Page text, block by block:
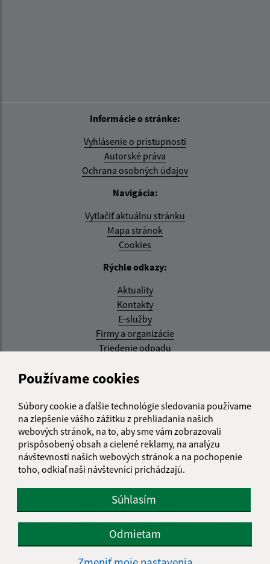
Používame cookies
Súbory cookie a ďalšie technológie sledovania používame
na zlepšenie vášho zážitku z prehliadania našich
webových stránok, na to, aby sme vám zobrazovali
prispôsobený obsah a cielené reklamy, na analýzu
návštevnosti našich webových stránok a na pochopenie
toho, odkiaľ naši návštevníci prichádzajú.
Súhlasím
Odmietam
Informácie o stránke:
Vyhlásenie o prístupnosti
Autorské práva
Ochrana osobných údajov
Navigácia:
Vytlačiť aktuálnu stránku
Mapa stránok
Cookies
Rýchle odkazy:
Aktuality
Kontakty
E-služby
Firmy a organizácie
Triedenie odpadu
Aktualizované:
RSS
Správca obsahu:
Správca obsahu je Obec Kysak.
Vytvorené v súlade s
Jednotným dizajn manuálom
elektronických služieb.
web portál webhosting webex.digital, s.r.o.
domény
spoločnosť webex.digital, s.r.o.